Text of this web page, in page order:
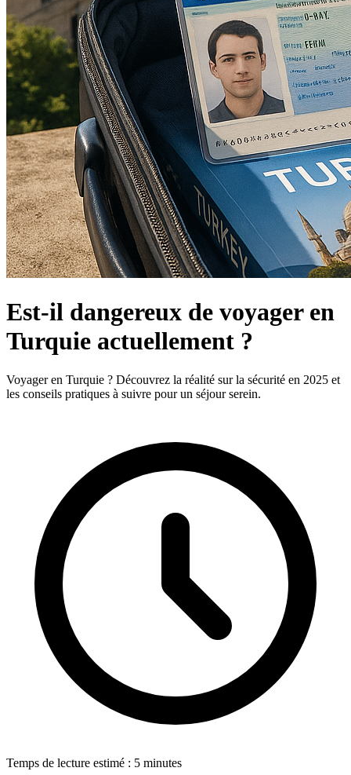
Est-il dangereux de voyager en
Turquie actuellement ?
Voyager en Turquie ? Découvrez la réalité sur la sécurité en 2025 et
les conseils pratiques à suivre pour un séjour serein.
Temps de lecture estimé : 5 minutes